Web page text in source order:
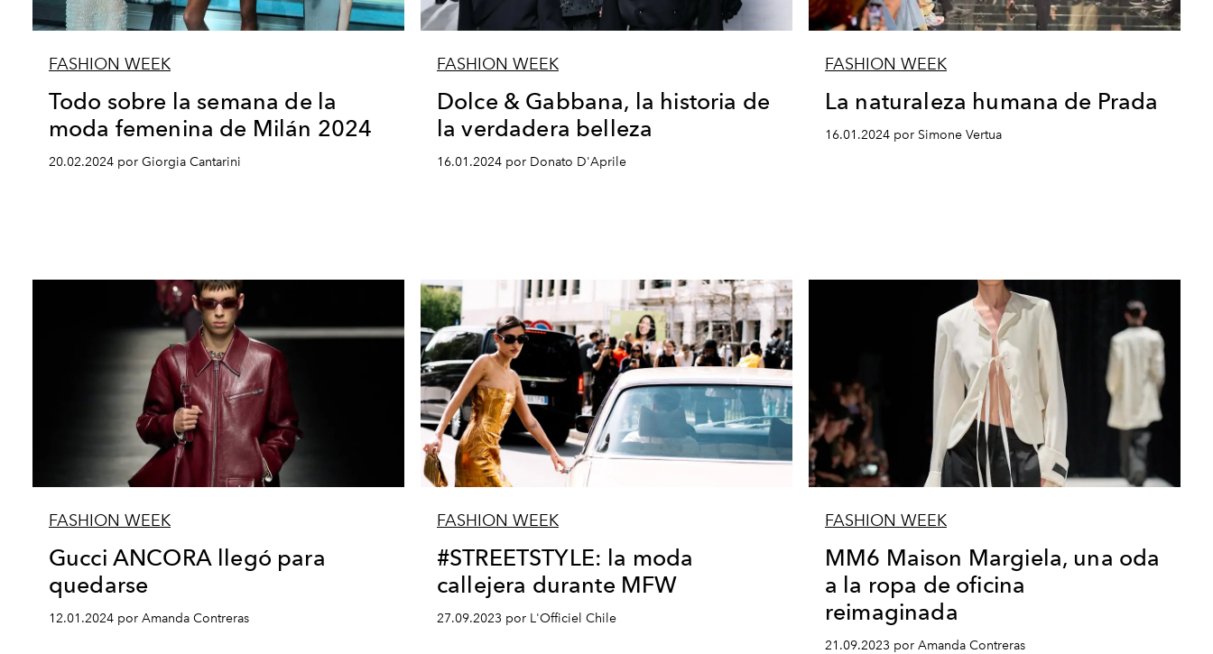
FASHION WEEK
Todo sobre la semana de la
moda femenina de Milán 2024
20.02.2024 por Giorgia Cantarini
FASHION WEEK
Dolce & Gabbana, la historia de
la verdadera belleza
16.01.2024 por Donato D'Aprile
FASHION WEEK
La naturaleza humana de Prada
16.01.2024 por Simone Vertua
FASHION WEEK
Gucci ANCORA llegó para
quedarse
12.01.2024 por Amanda Contreras
FASHION WEEK
#STREETSTYLE: la moda
callejera durante MFW
27.09.2023 por L'Officiel Chile
FASHION WEEK
MM6 Maison Margiela, una oda
a la ropa de oficina
reimaginada
21.09.2023 por Amanda Contreras